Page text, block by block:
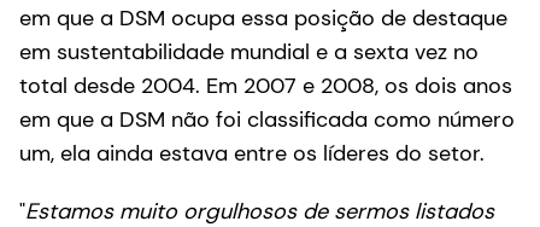
em que a DSM ocupa essa posição de destaque
em sustentabilidade mundial e a sexta vez no
total desde 2004. Em 2007 e 2008, os dois anos
em que a DSM não foi classificada como número
um, ela ainda estava entre os líderes do setor.
"Estamos muito orgulhosos de sermos listados